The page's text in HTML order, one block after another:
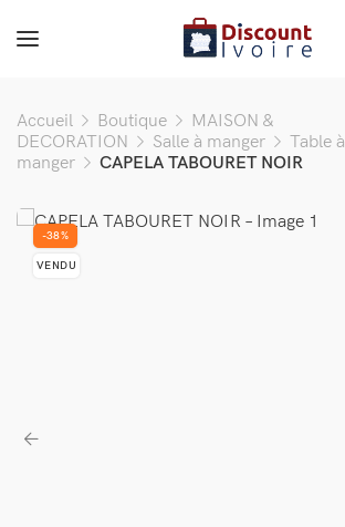
Accueil Boutique
MAISON &
DECORATION
Salle à manger
Table à
manger
CAPELA TABOURET NOIR
-38%
VENDU